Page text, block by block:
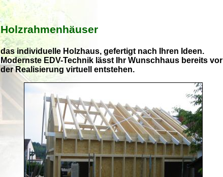
Holzrahmenhäuser
das individuelle Holzhaus, gefertigt nach Ihren Ideen.
Modernste EDV-Technik lässt Ihr Wunschhaus bereits vor
der Realisierung virtuell entstehen.